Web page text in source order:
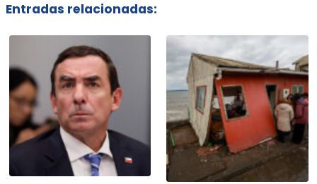
Entradas relacionadas: